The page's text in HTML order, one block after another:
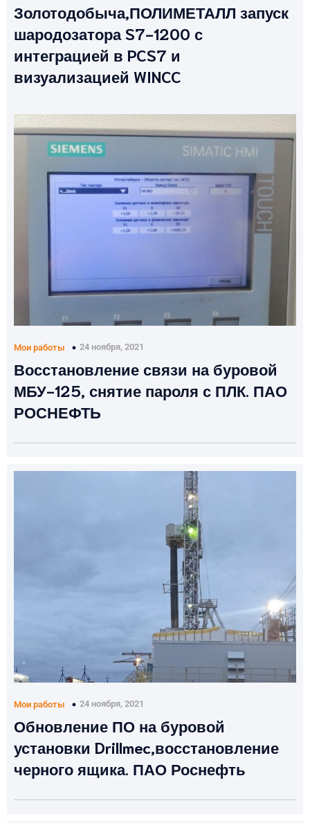
Золотодобыча,ПОЛИМЕТАЛЛ запуск
шародозатора S7-1200 с
интеграцией в PCS7 и
визуализацией WINCC
Мои работы 24 ноября, 2021
Восстановление связи на буровой
МБУ-125, снятие пароля с ПЛК. ПАО
РОСНЕФТЬ
Мои работы 24 ноября, 2021
Обновление ПО на буровой
установки Drillmec,восстановление
черного ящика. ПАО Роснефть